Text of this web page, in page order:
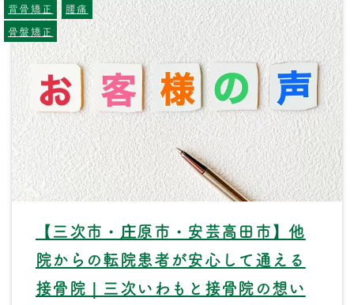
【三次市・庄原市・安芸高田市】他
院からの転院患者が安心して通える
接骨院｜三次いわもと接骨院の想い
背骨矯正
腰痛
骨盤矯正